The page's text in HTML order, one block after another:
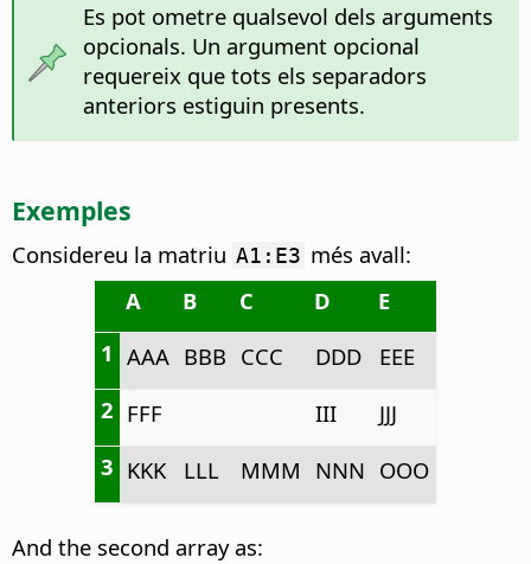
Es pot ometre qualsevol dels arguments
opcionals. Un argument opcional
requereix que tots els separadors
anteriors estiguin presents.
Exemples
Considereu la matriu A1:E3 més avall:
A
B C D
E
1 AAA BBB CCC DDD
EEE
2 FFF III
JJJ
3 KKK LLL MMM NNN OOO
And the second array as: